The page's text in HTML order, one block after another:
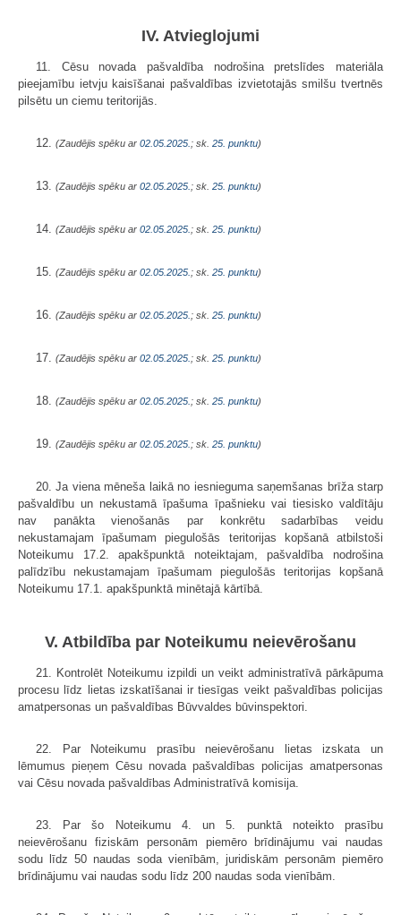
IV. Atvieglojumi
11. Cēsu novada pašvaldība nodrošina pretslīdes materiāla
pieejamību ietvju kaisīšanai pašvaldības izvietotajās smilšu tvertnēs
pilsētu un ciemu teritorijās.
12. (Zaudējis spēku ar 02.05.2025. ; sk. 25. punktu)
13. (Zaudējis spēku ar 02.05.2025. ; sk. 25. punktu)
14. (Zaudējis spēku ar 02.05.2025. ; sk. 25. punktu)
15. (Zaudējis spēku ar 02.05.2025. ; sk. 25. punktu)
16. (Zaudējis spēku ar 02.05.2025. ; sk. 25. punktu)
17. (Zaudējis spēku ar 02.05.2025. ; sk. 25. punktu)
18. (Zaudējis spēku ar 02.05.2025. ; sk. 25. punktu)
19. (Zaudējis spēku ar 02.05.2025. ; sk. 25. punktu)
20. Ja viena mēneša laikā no iesnieguma saņemšanas brīža starp
pašvaldību un nekustamā īpašuma īpašnieku vai tiesisko valdītāju
nav panākta vienošanās par konkrētu sadarbības veidu
nekustamajam īpašumam piegulošās teritorijas kopšanā atbilstoši
Noteikumu 17.2. apakšpunktā noteiktajam, pašvaldība nodrošina
palīdzību nekustamajam īpašumam piegulošās teritorijas kopšanā
Noteikumu 17.1. apakšpunktā minētajā kārtībā.
V. Atbildība par Noteikumu neievērošanu
21. Kontrolēt Noteikumu izpildi un veikt administratīvā pārkāpuma
procesu līdz lietas izskatīšanai ir tiesīgas veikt pašvaldības policijas
amatpersonas un pašvaldības Būvvaldes būvinspektori.
22. Par Noteikumu prasību neievērošanu lietas izskata un
lēmumus pieņem Cēsu novada pašvaldības policijas amatpersonas
vai Cēsu novada pašvaldības Administratīvā komisija.
23. Par šo Noteikumu 4. un 5. punktā noteikto prasību
neievērošanu fiziskām personām piemēro brīdinājumu vai naudas
sodu līdz 50 naudas soda vienībām, juridiskām personām piemēro
brīdinājumu vai naudas sodu līdz 200 naudas soda vienībām.